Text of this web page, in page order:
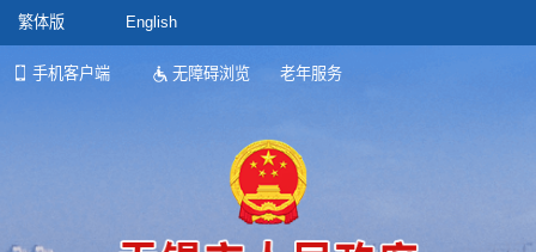
繁体版 English
手机客户端 无障碍浏览 老年服务